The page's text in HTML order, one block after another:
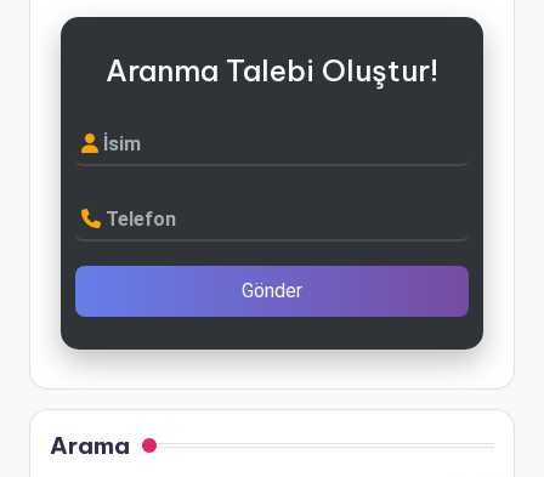
Aranma Talebi Oluştur!
İsim
Telefon
Gönder
Arama